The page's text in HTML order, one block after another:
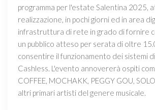
programma per l'estate Salentina 2025,
realizzazione, in pochi giorni ed in area
infrastruttura di rete in grado di fornire
un pubblico atteso per serata di oltre
consentire il funzionamento dei sistemi
Cashless. L'evento annovererà ospiti
COFFEE, MOCHAKK, PEGGY GOU,
altri primari artisti del genere musicale.